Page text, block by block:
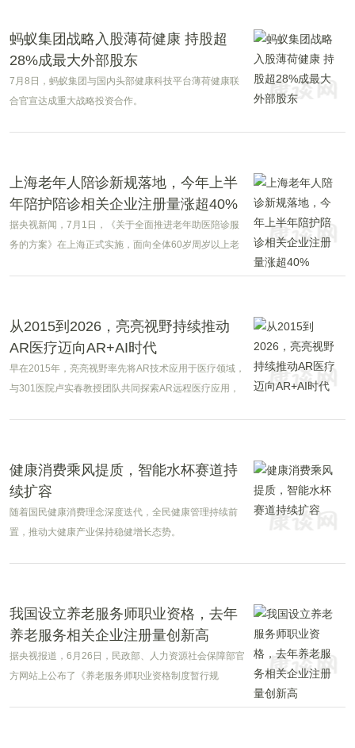
蚂蚁集团战略入股薄荷健康 持股超
28%成最大外部股东
7月8日，蚂蚁集团与国内头部健康科技平台薄荷健康联
合官宣达成重大战略投资合作。
上海老年人陪诊新规落地，今年上半
年陪护陪诊相关企业注册量涨超40%
据央视新闻，7月1日，《关于全面推进老年助医陪诊服
务的方案》在上海正式实施，面向全体60岁周岁以上老
从2015到2026，亮亮视野持续推动
AR医疗迈向AR+AI时代
早在2015年，亮亮视野率先将AR技术应用于医疗领域，
与301医院卢实春教授团队共同探索AR远程医疗应用，
健康消费乘风提质，智能水杯赛道持
续扩容
随着国民健康消费理念深度迭代，全民健康管理持续前
置，推动大健康产业保持稳健增长态势。
我国设立养老服务师职业资格，去年
养老服务相关企业注册量创新高
据央视报道，6月26日，民政部、人力资源社会保障部官
方网站上公布了《养老服务师职业资格制度暂行规